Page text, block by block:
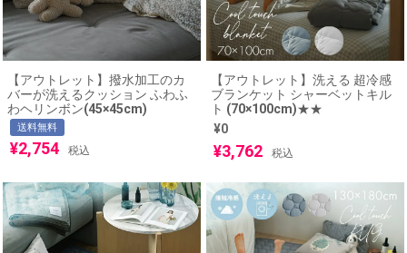
【アウトレット】撥水加工のカ
バーが洗えるクッション ふわふ
わヘリンボン(45×45cm)
送料無料
¥2,754 税込
【アウトレット】洗える 超冷感
ブランケット シャーベットキル
ト (70×100cm)★★
¥0
¥3,762 税込